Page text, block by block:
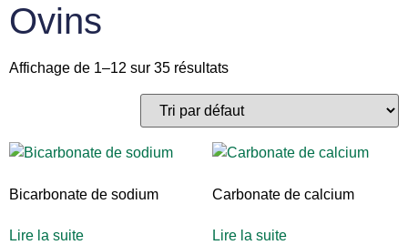
Ovins
Affichage de 1–12 sur 35 résultats
Bicarbonate de sodium
Lire la suite
Carbonate de calcium
Lire la suite